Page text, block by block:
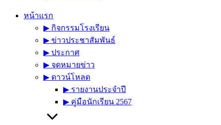
หน้าแรก
▶︎ กิจกรรมโรงเรียน
▶︎ ข่าวประชาสัมพันธ์
▶︎ ประกาศ
▶︎ จดหมายข่าว
▶︎ ดาวน์โหลด
▶︎ รายงานประจำปี
▶︎ คู่มือนักเรียน 2567